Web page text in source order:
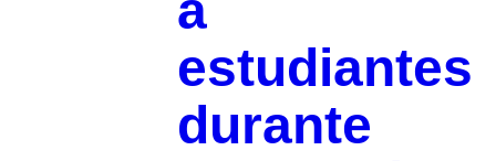
estudiantes
durante